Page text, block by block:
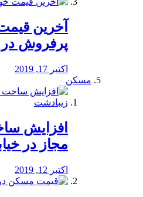
آخرین
پرفروش در
اکتبر 17, 2019
مسکن
افزایش
مجاز در
اکتبر 12, 2019